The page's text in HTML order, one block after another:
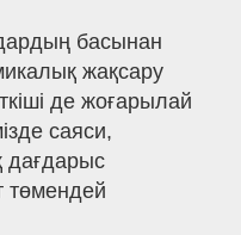
басынан
жақсару
де жоғарылай
саяси,
дағдарыс
төмендей